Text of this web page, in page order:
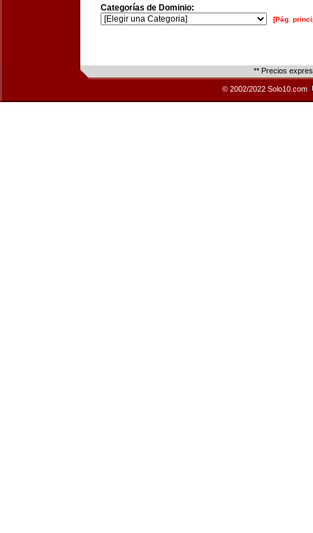
Categorías de Dominio:
[Pág.
** Precios
© 2002/2022 Solo10.com